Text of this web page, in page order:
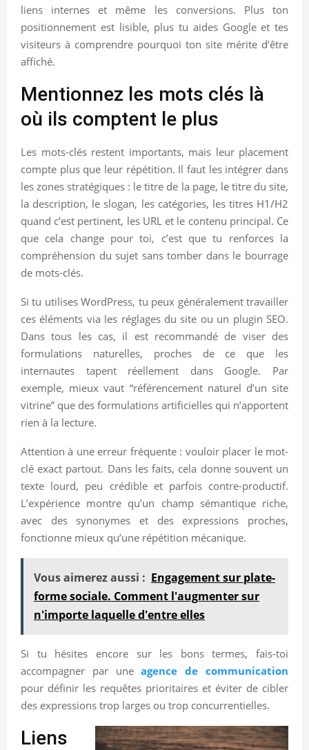
liens internes et même les conversions. Plus ton
positionnement est lisible, plus tu aides Google et tes
visiteurs à comprendre pourquoi ton site mérite d’être
affiché.
Mentionnez les mots clés là
où ils comptent le plus
Les mots-clés restent importants, mais leur placement
compte plus que leur répétition. Il faut les intégrer dans
les zones stratégiques : le titre de la page, le titre du site,
la description, le slogan, les catégories, les titres H1/H2
quand c’est pertinent, les URL et le contenu principal. Ce
que cela change pour toi, c’est que tu renforces la
compréhension du sujet sans tomber dans le bourrage
de mots-clés.
Si tu utilises WordPress, tu peux généralement travailler
ces éléments via les réglages du site ou un plugin SEO.
Dans tous les cas, il est recommandé de viser des
formulations naturelles, proches de ce que les
internautes tapent réellement dans Google. Par
exemple, mieux vaut “référencement naturel d’un site
vitrine” que des formulations artificielles qui n’apportent
rien à la lecture.
Attention à une erreur fréquente : vouloir placer le mot-
clé exact partout. Dans les faits, cela donne souvent un
texte lourd, peu crédible et parfois contre-productif.
L’expérience montre qu’un champ sémantique riche,
avec des synonymes et des expressions proches,
fonctionne mieux qu’une répétition mécanique.
Vous aimerez aussi : Engagement sur plate-
forme sociale. Comment l'augmenter sur
n'importe laquelle d'entre elles
Si tu hésites encore sur les bons termes, fais-toi
accompagner par uneagence de communication
pour définir les requêtes prioritaires et éviter de cibler
des expressions trop larges ou trop concurrentielles.
Liens